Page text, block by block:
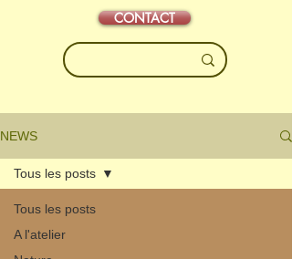
CONTACT
NEWS
Tous les posts
A l'atelier
Tous les posts